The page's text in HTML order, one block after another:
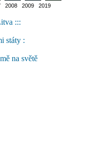
2008 2009 2019
:::
státy :
na světě